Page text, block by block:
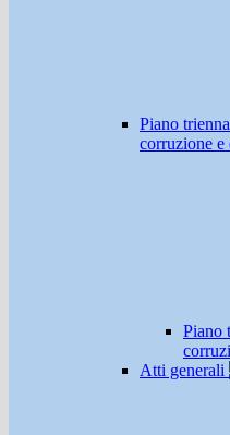
Piano
corruzione e
Piano
Atti generali